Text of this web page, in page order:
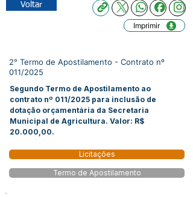
Voltar
Imprimir
2° Termo de Apostilamento - Contrato nº
011/2025
Segundo Termo de Apostilamento ao
contrato nº 011/2025 para inclusão de
dotação orçamentária da Secretaria
Municipal de Agricultura. Valor: R$
20.000,00.
Licitações
Termo de Apostilamento